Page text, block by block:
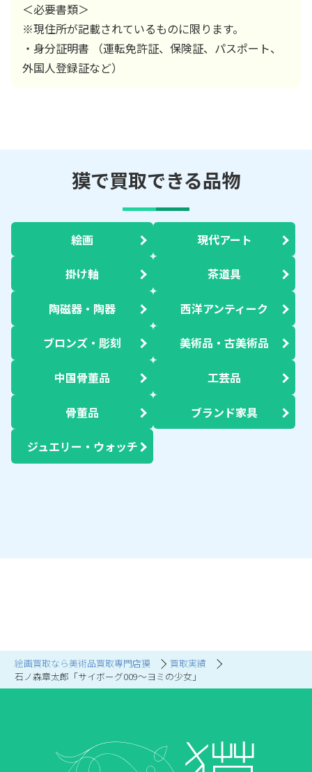
絵画買取なら美術品買取専門店獏
買取実績
石ノ森章太郎「サイボーグ009～ヨミの少女」
＜必要書類＞
※現住所が記載されているものに限ります。
・身分証明書 （運転免許証、保険証、パスポート、
外国人登録証など）
獏で買取できる品物
絵画 現代アート
掛け軸 茶道具
陶磁器・陶器 西洋アンティーク
ブロンズ・彫刻 美術品・古美術品
中国骨董品 工芸品
骨董品 ブランド家具
ジュエリー・ウォッチ